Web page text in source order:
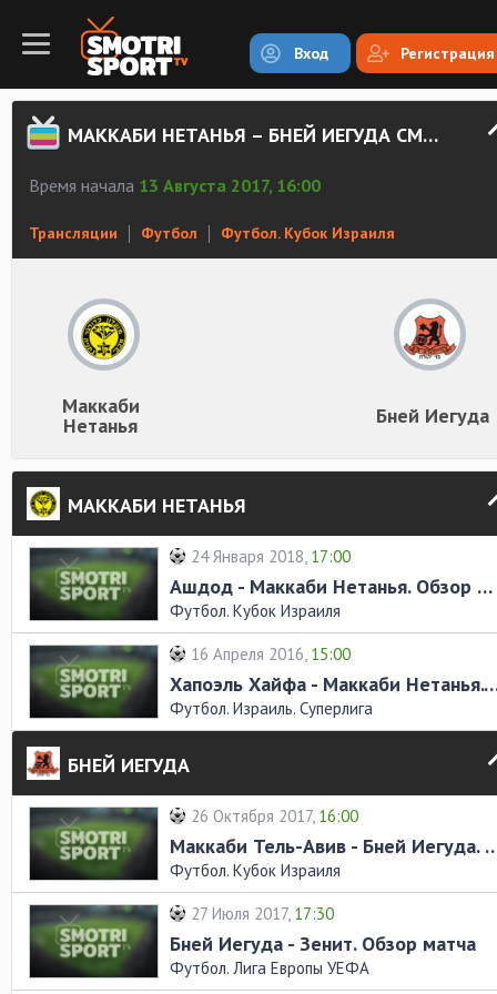
Вход Регистрация
МАККАБИ НЕТАНЬЯ – БНЕЙ ИЕГУДА СМОТРЕТЬ ОНЛАЙН
Время начала 13 Августа 2017, 16:00
Трансляции Футбол Футбол. Кубок Израиля
Маккаби
Нетанья Бней Иегуда
МАККАБИ НЕТАНЬЯ
24 Января 2018, 17:00
Ашдод - Маккаби Нетанья. Обзор матча
Футбол. Кубок Израиля
16 Апреля 2016, 15:00
Хапоэль Хайфа - Маккаби
Футбол. Израиль. Суперлига
БНЕЙ ИЕГУДА
26 Октября 2017, 16:00
Маккаби Тель-Авив -
Футбол. Кубок Израиля
27 Июля 2017, 17:30
Бней Иегуда - Зенит. Обзор матча
Футбол. Лига Европы УЕФА